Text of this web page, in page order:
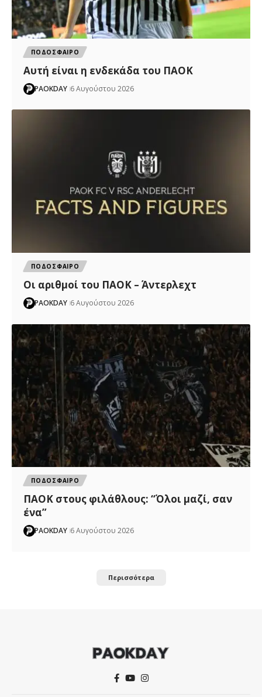
ΠΟΔΟΣΦΑΙΡΟ
Αυτή είναι η ενδεκάδα του ΠΑΟΚ
PAOKDAY 6 Αυγούστου 2026
ΠΟΔΟΣΦΑΙΡΟ
Oι αριθμοί του ΠΑΟΚ – Άντερλεχτ
PAOKDAY 6 Αυγούστου 2026
ΠΟΔΟΣΦΑΙΡΟ
ΠΑΟΚ στους φιλάθλους: “Όλοι μαζί, σαν
ένα”
PAOKDAY 6 Αυγούστου 2026
Περισσότερα